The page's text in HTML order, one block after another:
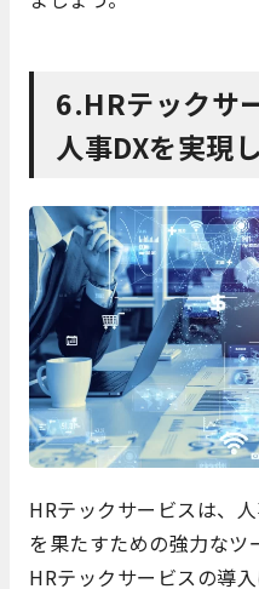
6.HRテックサ
人事DXを実現
HRテックサービスは、
を果たすための強力なツ
HRテックサービスの導